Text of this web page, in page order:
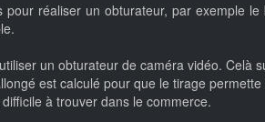
pour réaliser un obturateur, par exemple le
un obturateur de caméra vidéo.
est calculé pour que le tirage
à trouver dans le commerce.